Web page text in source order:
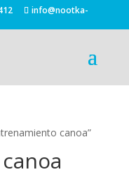
info@nootka-
canoa”